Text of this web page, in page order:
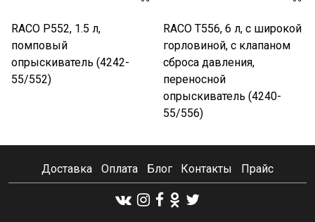
RACO P552, 1.5 л,
помповый
опрыскиватель (4242-
55/552)
RACO T556, 6 л, с широкой
горловиной, с клапаном
сброса давления,
переносной
опрыскиватель (4240-
55/556)
Доставка Оплата Блог Контакты Прайс